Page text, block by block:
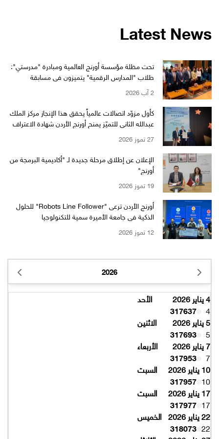
Latest News
تحت مظلة مؤسسة أورنج العالمية ومبادرة "مدرستي":
طلاب "المدارس الرقمية" يتميزون في مسابقة
2 آب 2026
كأول مزوّد اتصالات عالمياً يحقق هذا الإنجاز مركز الملك
عبدالله الثاني للتميّز يمنح أورنج الأردن شهادة الاعتراف
27 تموز 2026
الإعلان عن إطلاق مرحلة جديدة لـ "أكاديمية البرمجة من
أورنج"
19 تموز 2026
أورنج الأردن ترعى "Robots Line Follower" للحلول
الذكية في جامعة الأميرة سمية للتكنولوجيا
12 تموز 2026
2026
4 يناير 2026
الأحد
4
317637
5 يناير 2026
الاثنين
5
317693
7 يناير 2026
الأربعاء
7
317953
10 يناير 2026
السبت
10
317957
17 يناير 2026
السبت
17
317977
22 يناير 2026
الخميس
22
318073